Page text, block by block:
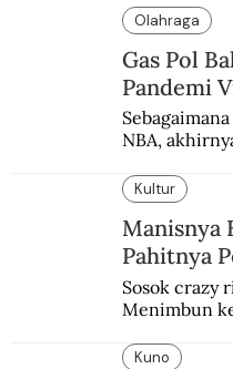
Olahraga
Gas Pol
Pandemi
NBA,
enam dekade
Kultur
Manisnya
Pahitnya
Sosok crazy
Menimbun
Kuno